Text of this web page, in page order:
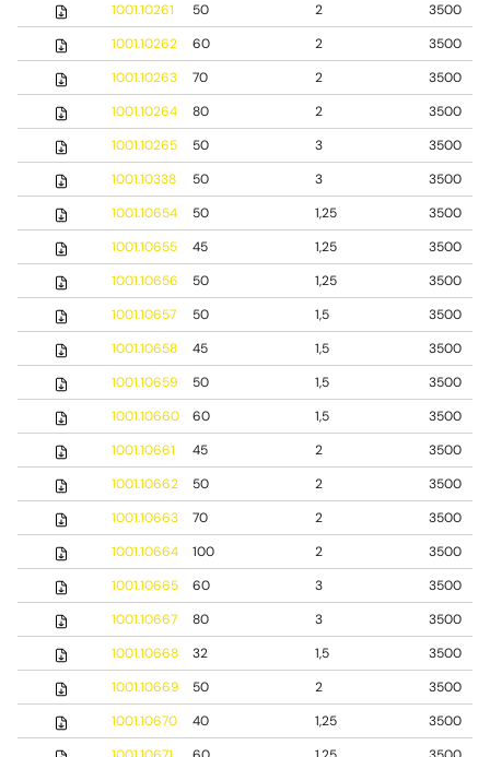
1001.10261
50 2
3500
1001.10262
60 2
3500
1001.10263
70 2
3500
1001.10264
80 2
3500
1001.10265
50 3
3500
1001.10338
50 3
3500
1001.10654
50 1,25
3500
1001.10655
45 1,25
3500
1001.10656
50 1,25
3500
1001.10657
50 1,5
3500
1001.10658
45 1,5
3500
1001.10659
50 1,5
3500
1001.10660
60 1,5
3500
1001.10661
45 2
3500
1001.10662
50 2
3500
1001.10663
70 2
3500
1001.10664
100 2
3500
1001.10665
60 3
3500
1001.10667
80 3
3500
1001.10668
32 1,5
3500
1001.10669
50 2
3500
1001.10670
40 1,25
3500